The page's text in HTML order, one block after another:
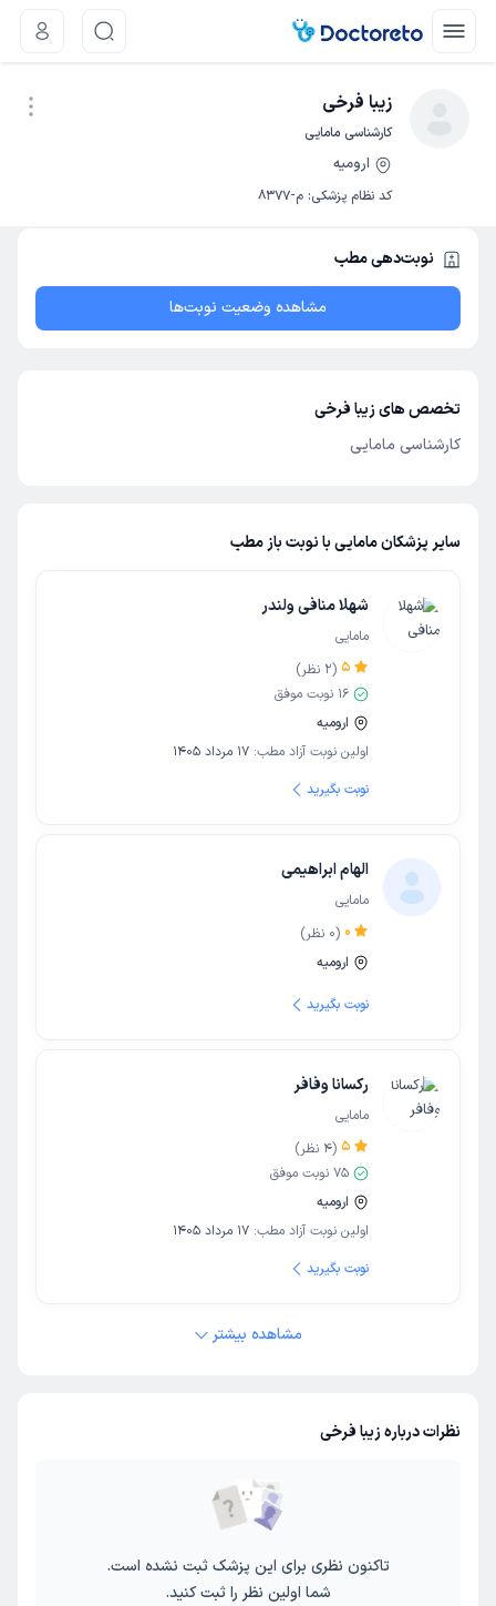
زیبا فرخی
کارشناسی مامایی
ارومیه
کد نظام پزشکی: م-8377
نوبت‌دهی مطب
مشاهده وضعیت نوبت‌ها
تخصص های زیبا فرخی
کارشناسی مامایی
سایر پزشکان مامایی با نوبت باز مطب
شهلا منافی ولندر
مامایی
5
(
2 نظر)
16 نوبت موفق
ارومیه
اولین نوبت آزاد مطب: 17 مرداد 1405
نوبت بگیرید
الهام ابراهیمی
مامایی
0
(
0 نظر)
ارومیه
نوبت بگیرید
رکسانا وفافر
مامایی
5
(
4 نظر)
75 نوبت موفق
ارومیه
اولین نوبت آزاد مطب: 17 مرداد 1405
نوبت بگیرید
مشاهده بیشتر
نظرات درباره زیبا فرخی
تاکنون نظری برای این پزشک ثبت نشده است.
شما اولین نظر را ثبت کنید.